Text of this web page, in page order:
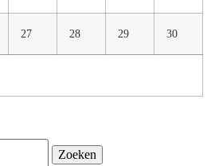
27 28 29 30